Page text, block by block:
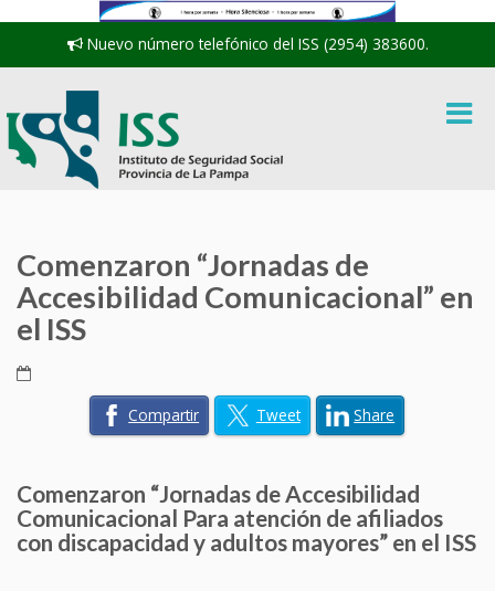
Nuevo número telefónico del ISS (2954) 383600.
Comenzaron “Jornadas de
Accesibilidad Comunicacional” en
el ISS
Compartir Tweet Share
Comenzaron “Jornadas de Accesibilidad
Comunicacional Para atención de afiliados
con discapacidad y adultos mayores” en el ISS